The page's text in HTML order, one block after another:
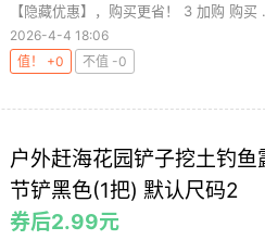
【隐藏优惠】，购买更省！ 3 加购 购买
2026-4-4 18:06
值！ +0
不值 -0
户外赶海花园铲子挖土钓
节铲黑色(1把) 默认尺码2
券后2.99元